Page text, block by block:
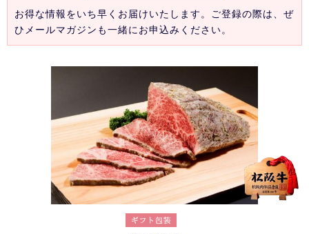
お得な情報をいち早くお届けいたします。ご登録の際は、ぜ
ひメールマガジンも一緒にお申込みください。